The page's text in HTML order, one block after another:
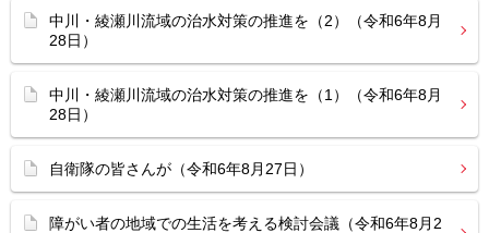
中川・綾瀬川流域の治水対策の推進を（2）（令和6年8月
28日）
中川・綾瀬川流域の治水対策の推進を（1）（令和6年8月
28日）
自衛隊の皆さんが（令和6年8月27日）
障がい者の地域での生活を考える検討会議（令和6年8月2